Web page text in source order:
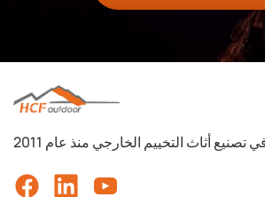
أثاث التخييم الخارجي منذ عام 2011